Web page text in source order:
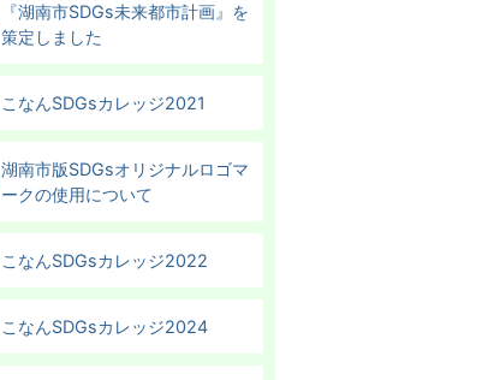
『湖南市SDGs未来都市計画』を
策定しました
こなんSDGsカレッジ2021
湖南市版SDGsオリジナルロゴマ
ークの使用について
こなんSDGsカレッジ2022
こなんSDGsカレッジ2024